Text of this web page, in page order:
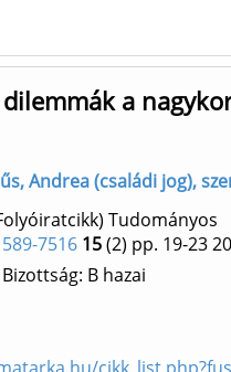
a
Andrea (családi jog),
Tudományos
7516 15(2) pp. 19-23
B hazai